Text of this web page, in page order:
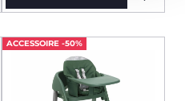
ACCESSOIRE -50%